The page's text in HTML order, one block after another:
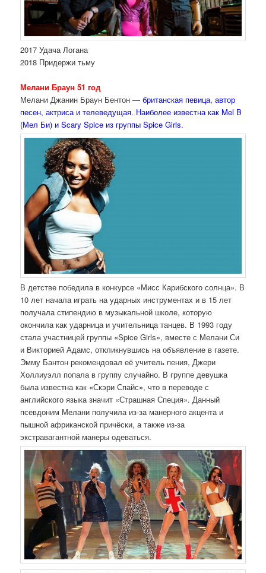
2017 Удача Логана
2018 Придержи тьму
Мелани Браун 51 год
Мелани Джанин Браун Бентон — британская певица, автор
песен, актриса и телеведущая. Наиболее известна как Mel B
(Мел Би) и Scary Spice из группы Spice Girls.
В детстве победила в конкурсе «Мисс Карибского солнца». В
10 лет начала играть на ударных инструментах и в 15 лет
получала стипендию в музыкальной школе, которую
окончила как ударница и учительница танцев. В 1993 году
стала участницей группы «Spice Girls», вместе с Мелани Си
и Викторией Адамс, откликнувшись на объявление в газете.
Эмму Бантон рекомендовал её учитель пения, Джери
Холлиуэлл попала в группу случайно. В группе девушка
была известна как «Скэри Спайс», что в переводе с
английского языка значит «Страшная Специя». Данный
псевдоним Мелани получила из-за манерного акцента и
пышной африканской причёски, а также из-за
экстравагантной манеры одеваться.